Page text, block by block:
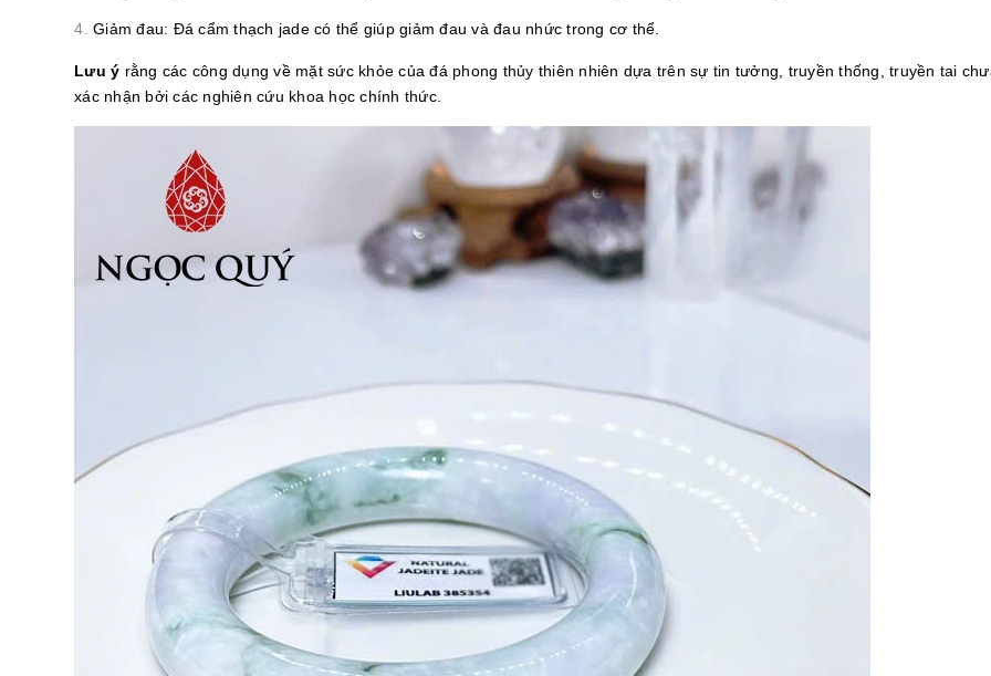
Giảm đau: Đá cẩm thạch jade có thể giúp giảm đau và đau nhức trong cơ thể.
Lưu ý rằng các công dụng về mặt sức khỏe của đá phong thủy thiên nhiên dựa trên sự tin tưởng, truyền thống, truyền tai
xác nhận bởi các nghiên cứu khoa học chính thức.